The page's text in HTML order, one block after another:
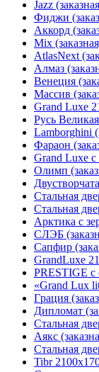
Jazz
Фиджи
Аккорд
Mix
AtlasNext
Алмаз
Венеция
Массив
Grand Luxe
Русь
Lamborghini
Фараон
Grand Luxe с
Олимп
Стальная
Стальная
Арктика с
СЛЭБ
Сапфир
GrandLuxe
PRESTIGE с
«Grand Lux
Гpация
Дипломат
Стальная
Аякс
Стальная
Tibr